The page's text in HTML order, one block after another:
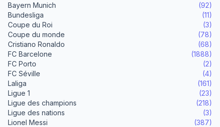
Bayern Munich
(92)
Bundesliga
(11)
Coupe du Roi
(3)
Coupe du monde
(78)
Cristiano Ronaldo
(68)
FC Barcelone
(1888)
FC Porto
(2)
FC Séville
(4)
Laliga
(161)
Ligue 1
(23)
Ligue des champions
(218)
Ligue des nations
(3)
Lionel Messi
(387)